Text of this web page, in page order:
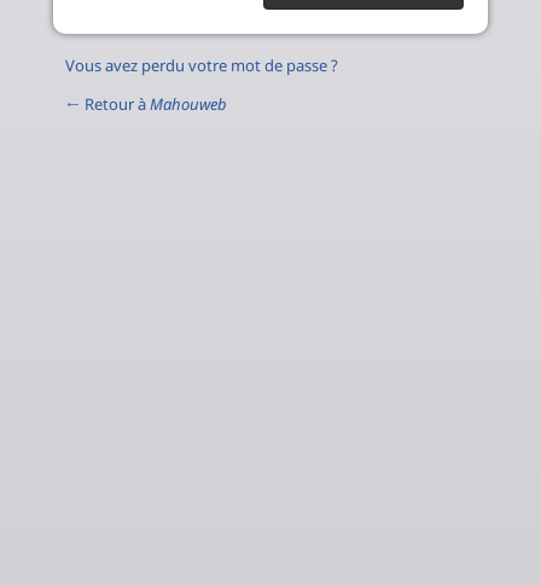
Vous avez perdu votre mot de passe ?
← Retour àMahouweb